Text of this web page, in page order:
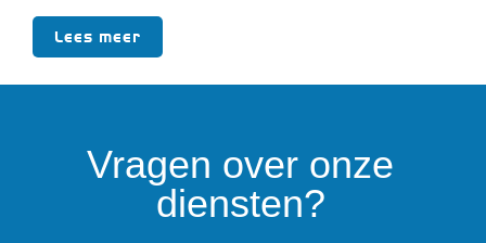
Lees meer
Vragen over onze
diensten?